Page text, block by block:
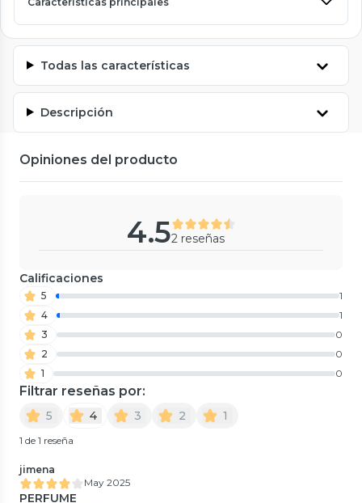
Todas las características
Descripción
Opiniones del producto
4.52 reseñas
Calificaciones
5
1
4
1
3
0
2
0
1
0
Filtrar reseñas por:
5 4 3 2 1
1 de 1 reseña
jimena
May 2025
PERFUME